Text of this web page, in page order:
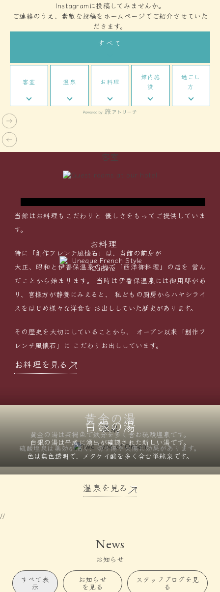
Instagramに投稿してみませんか。
ご連絡のうえ、素敵な投稿をホームページでご紹介させていた
だきます。
すべて
客室 温泉 お料理
館内施
設
過ごし
方
客室
Twin Bed Room
クラシカルな雰囲気を残しつつ優しい陽の光
用意し、最大３名様までご宿泊いただけま
お料理
当館はお料理もこだわりと 優しさをもってご提供していま
す。
特に「創作フレンチ風懐石」は、当館の前身が
大正、昭和と伊香保温泉の地で「西洋御料理」の店を 営ん
だことから始まります。
当時は伊香保温泉には御用邸があ
り、宮様方が静養にみえると、
私どもの厨房からハヤシライ
スをはじめ様々な洋食を お出ししていた歴史があります。
その歴史を大切にしていることから、
オープン以来「創作フ
レンチ風懐石」に こだわりお出ししています。
お料理を見る
温泉
黄金の湯
黄金の湯は茶褐色で鉄分を多く含む硫酸塩泉です。
硫酸塩泉は薬効が高く、切り傷や火傷に効果があります。
白銀の湯
白銀の湯は平成に湧出が確認された新しい湯です。
色は無色透明で、メタケイ酸を 多く含む単純泉です。
温泉を見る
//
News
お知らせ
すべて表
示
お知らせ
を見る
スタッフブログを見
る